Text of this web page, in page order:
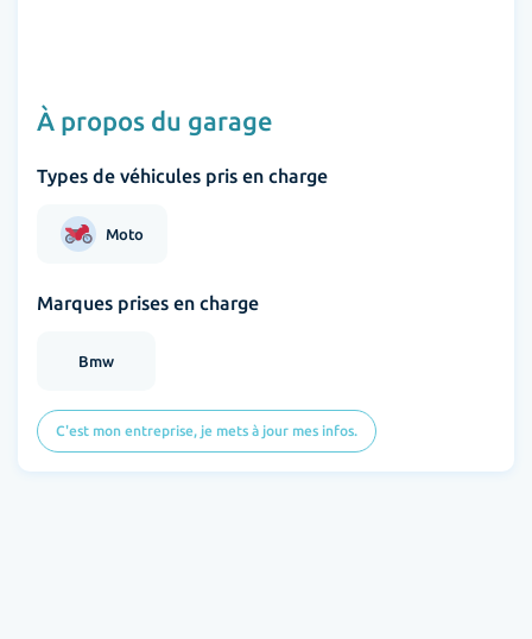
À propos du garage
Types de véhicules pris en charge
Moto
Marques prises en charge
Bmw
C'est mon entreprise, je mets à jour mes infos.